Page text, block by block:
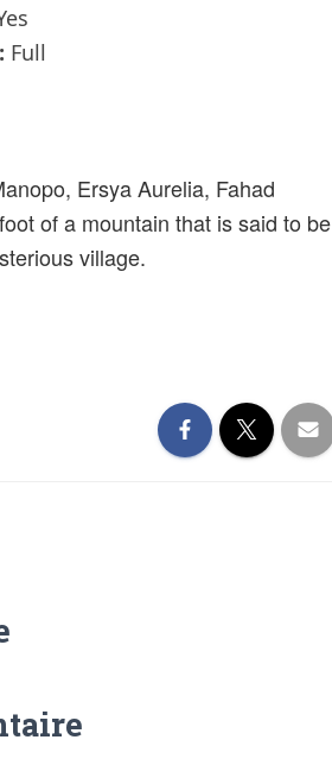
Full
Ersya Aurelia, Fahad
of a mountain that is said to be
village.